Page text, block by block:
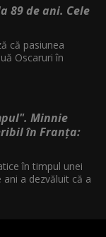
89 de ani. Cele
că pasiunea
Oscaruri în
Minnie
în Franța:
în timpul unei
a dezvăluit că a